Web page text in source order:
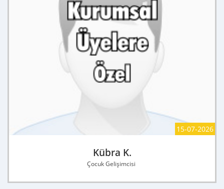
15-07-2026
Kübra K.
Çocuk Gelişimcisi